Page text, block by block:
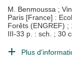
M. Benmoussa ;
Paris [France] :
Forêts (ENGREF) ;
III-33 p. : sch. ; 30
Plus